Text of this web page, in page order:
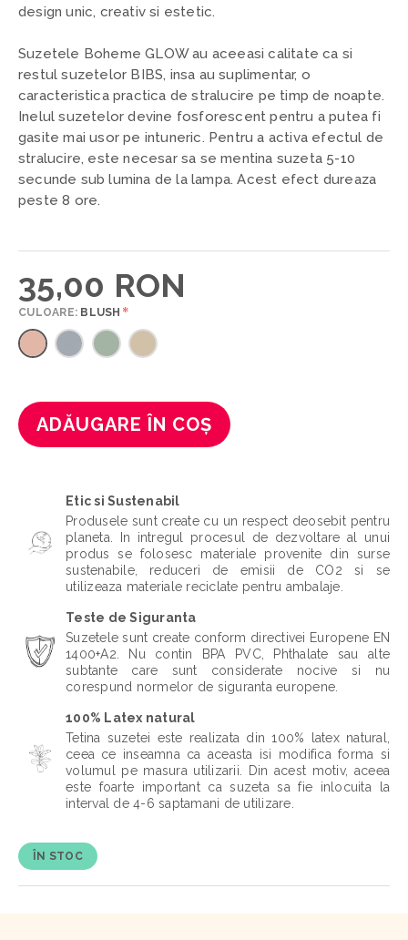
design unic, creativ si estetic.
Suzetele Boheme GLOW au aceeasi calitate ca si
restul suzetelor BIBS, insa au suplimentar, o
caracteristica practica de stralucire pe timp de noapte.
Inelul suzetelor devine fosforescent pentru a putea fi
gasite mai usor pe intuneric. Pentru a activa efectul de
stralucire, este necesar sa se mentina suzeta 5-10
secunde sub lumina de la lampa. Acest efect dureaza
peste 8 ore.
35,00 RON
*
CULOARE: BLUSH
ADĂUGARE ÎN COȘ
Etic si Sustenabil
Produsele sunt create cu un respect deosebit pentru
planeta. In intregul procesul de dezvoltare al unui
produs se folosesc materiale provenite din surse
sustenabile, reduceri de emisii de CO2 si se
utilizeaza materiale reciclate pentru ambalaje.
Teste de Siguranta
Suzetele sunt create conform directivei Europene EN
1400+A2. Nu contin BPA PVC, Phthalate sau alte
subtante care sunt considerate nocive si nu
corespund normelor de siguranta europene.
100% Latex natural
Tetina suzetei este realizata din 100% latex natural,
ceea ce inseamna ca aceasta isi modifica forma si
volumul pe masura utilizarii. Din acest motiv, aceea
este foarte important ca suzeta sa fie inlocuita la
interval de 4-6 saptamani de utilizare.
ÎN STOC